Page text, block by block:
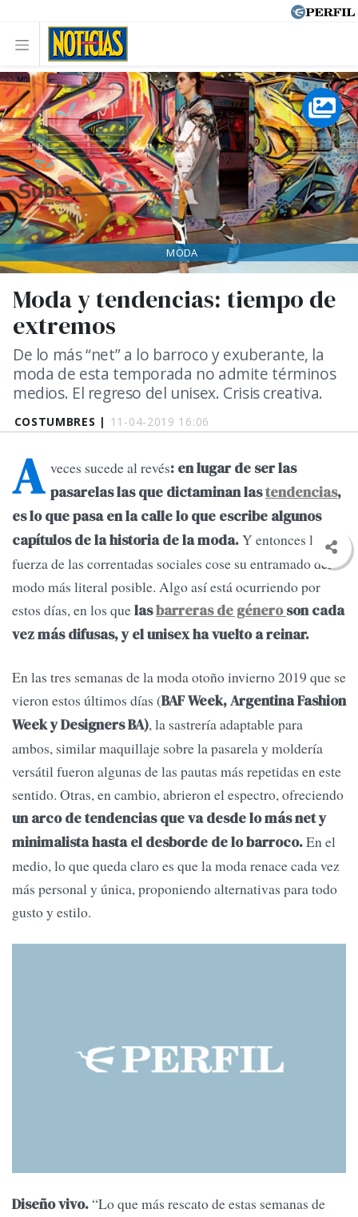
COSTUMBRES | 11-04-2019 16:06
Moda y tendencias: tiempo de
extremos
De lo más “net” a lo barroco y exuberante, la
moda de esta temporada no admite términos
medios. El regreso del unisex. Crisis creativa.
MODA
A veces sucede al revés: en lugar de ser las
pasarelas las que dictaminan lastendencias,
es lo que pasa en la calle lo que escribe algunos
capítulos de la historia de la moda.Y entonces la
fuerza de las correntadas sociales cose su entramado del
modo más literal posible. Algo así está ocurriendo por
estos días, en los quelasbarreras de géneroson cada
vez más difusas, y el unisex ha vuelto a reinar.
En las tres semanas de la moda otoño invierno 2019 que se
vieron estos últimos días (BAF Week, Argentina Fashion
Week y Designers BA), la sastrería adaptable para
ambos, similar maquillaje sobre la pasarela y moldería
versátil fueron algunas de las pautas más repetidas en este
sentido. Otras, en cambio, abrieron el espectro, ofreciendo
un arco de tendencias que va desde lo más net y
minimalista hasta el desborde de lo barroco.En el
medio, lo que queda claro es que la moda renace cada vez
más personal y única, proponiendo alternativas para todo
gusto y estilo.
Diseño vivo.“Lo que más rescato de estas semanas de